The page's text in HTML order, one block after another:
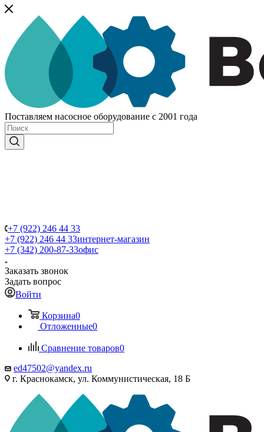
Поставляем насосное оборудование с 2001 года
+7 (922) 246 44 33
+7 (922) 246 44 33интернет-магазин
+7 (342) 200-87-33офис
Заказать звонок
Задать вопрос
Войти
Корзина0
Отложенные0
Сравнение товаров0
ed47502@yandex.ru
г. Краснокамск, ул. Коммунистическая, 18 Б